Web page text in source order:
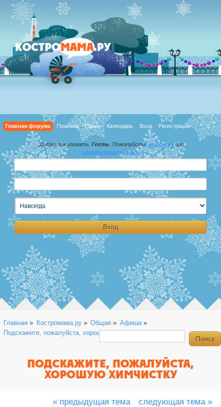
Главная форума Правила Поиск Календарь Вход Регистрация
Добро пожаловать, Гость . Пожалуйста,войдитеили
зарегистрируйтесь.
Главная » Костромама.ру» Общая » Афиша»
Подскажите, пожалуйста, хорошую химчистку
ПОДСКАЖИТЕ, ПОЖАЛУЙСТА,
ХОРОШУЮ ХИМЧИСТКУ
« предыдущая тема
следующая тема »